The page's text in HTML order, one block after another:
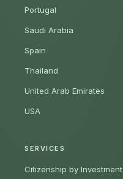
Portugal
Saudi Arabia
Spain
Thailand
United Arab Emirates
USA
SERVICES
Citizenship by Investment